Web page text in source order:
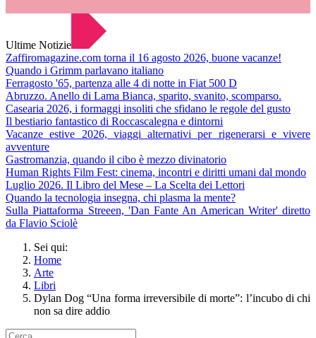
Ultime Notizie
Zaffiromagazine.com torna il 16 agosto 2026, buone vacanze!
Quando i Grimm parlavano italiano
Ferragosto '65, partenza alle 4 di notte in Fiat 500 D
Abruzzo. Anello di Lama Bianca, sparito, svanito, scomparso.
Casearia 2026, i formaggi insoliti che sfidano le regole del gusto
Il bestiario fantastico di Roccascalegna e dintorni
Vacanze estive 2026, viaggi alternativi per rigenerarsi e vivere
avventure
Gastromanzia, quando il cibo è mezzo divinatorio
Human Rights Film Fest: cinema, incontri e diritti umani dal mondo
Luglio 2026. Il Libro del Mese – La Scelta dei Lettori
Quando la tecnologia insegna, chi plasma la mente?
Sulla Piattaforma Streeen, 'Dan Fante An American Writer' diretto
da Flavio Sciolè
Sei qui:
Home
Arte
Libri
Dylan Dog “Una forma irreversibile di morte”: l’incubo di chi
non sa dire addio